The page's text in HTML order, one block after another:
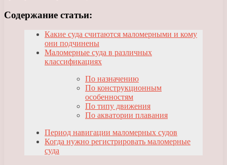
Содержание статьи:
Какие суда считаются маломерными и кому
они подчинены
Маломерные суда в различных
классификациях
По назначению
По конструкционным
особенностям
По типу движения
По акватории плавания
Период навигации маломерных судов
Когда нужно регистрировать маломерные
суда